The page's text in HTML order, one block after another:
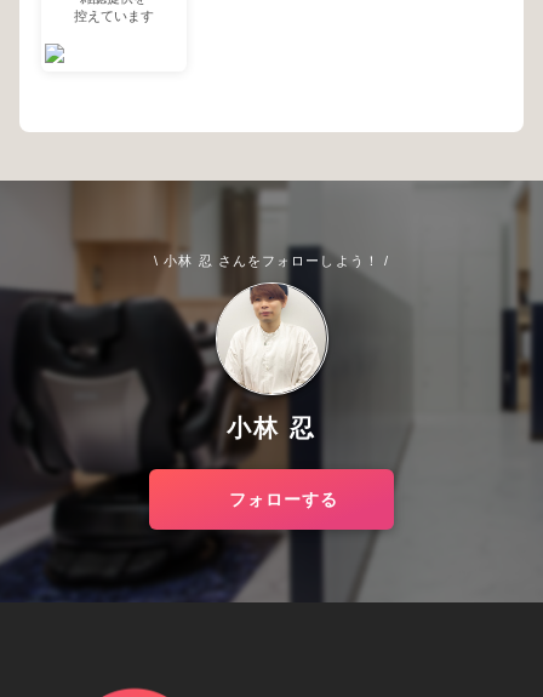
控えています
\ 小林 忍 さんをフォローしよう！ /
小林 忍
フォローする